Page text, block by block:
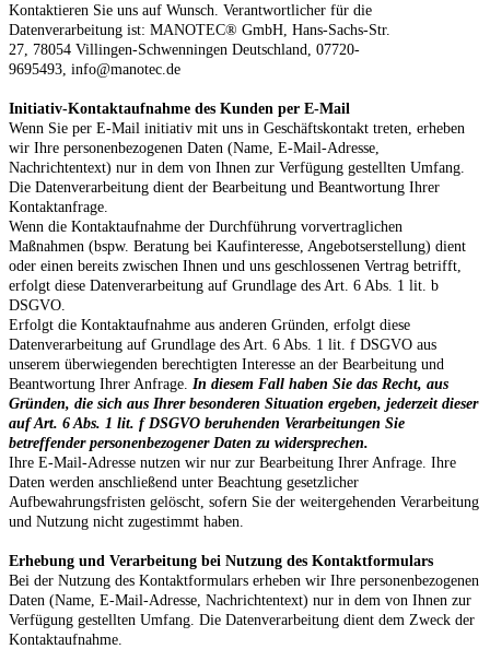
Kontaktieren Sie uns auf Wunsch. Verantwortlicher für die
Datenverarbeitung ist: MANOTEC® GmbH, Hans-Sachs-Str.
27, 78054 Villingen-Schwenningen Deutschland, 07720-
9695493, info@manotec.de
Initiativ-Kontaktaufnahme des Kunden per E-Mail
Wenn Sie per E-Mail initiativ mit uns in Geschäftskontakt treten, erheben
wir Ihre personenbezogenen Daten (Name, E-Mail-Adresse,
Nachrichtentext) nur in dem von Ihnen zur Verfügung gestellten Umfang.
Die Datenverarbeitung dient der Bearbeitung und Beantwortung Ihrer
Kontaktanfrage.
Wenn die Kontaktaufnahme der Durchführung vorvertraglichen
Maßnahmen (bspw. Beratung bei Kaufinteresse, Angebotserstellung) dient
oder einen bereits zwischen Ihnen und uns geschlossenen Vertrag betrifft,
erfolgt diese Datenverarbeitung auf Grundlage des Art. 6 Abs. 1 lit. b
DSGVO.
Erfolgt die Kontaktaufnahme aus anderen Gründen, erfolgt diese
Datenverarbeitung auf Grundlage des Art. 6 Abs. 1 lit. f DSGVO aus
unserem überwiegenden berechtigten Interesse an der Bearbeitung und
Beantwortung Ihrer Anfrage. In diesem Fall haben Sie das Recht, aus
Gründen, die sich aus Ihrer besonderen Situation ergeben, jederzeit dieser
auf Art. 6 Abs. 1 lit. f DSGVO beruhenden Verarbeitungen Sie
betreffender personenbezogener Daten zu widersprechen.
Ihre E-Mail-Adresse nutzen wir nur zur Bearbeitung Ihrer Anfrage. Ihre
Daten werden anschließend unter Beachtung gesetzlicher
Aufbewahrungsfristen gelöscht, sofern Sie der weitergehenden Verarbeitung
und Nutzung nicht zugestimmt haben.
Erhebung und Verarbeitung bei Nutzung des Kontaktformulars
Bei der Nutzung des Kontaktformulars erheben wir Ihre personenbezogenen
Daten (Name, E-Mail-Adresse, Nachrichtentext) nur in dem von Ihnen zur
Verfügung gestellten Umfang. Die Datenverarbeitung dient dem Zweck der
Kontaktaufnahme.